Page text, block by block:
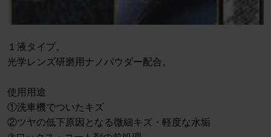
１液タイプ。
光学レンズ研磨用ナノパウダー配合。
使用用途
①洗車機でついたキズ
②ツヤの低下原因となる微細キズ・軽度な水垢